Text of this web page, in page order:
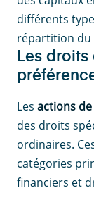
différents
répartition du
Les
Les actions
des droits
ordinaires.
catégories
financiers et